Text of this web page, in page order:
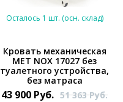
*}
Осталось 1 шт. (осн. склад)
Кровать механическая
MET NOX 17027 без
туалетного устройства,
без матраса
43 900 Руб. 51 363Руб.